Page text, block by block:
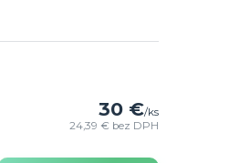
30 €/ks
24,39 € bez DPH